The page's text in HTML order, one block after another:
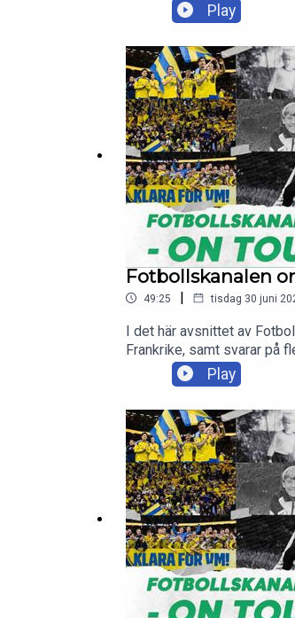
Play
Fotbollskanalen
49:25 | tisdag 30 juni
I det här avsnittet av
Frankrike, samt svarar på
Play